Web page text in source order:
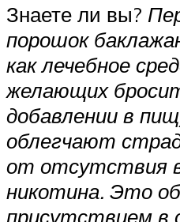
Знаете ли вы?
порошок
как лечебное
желающих
добавлении в
облегчают
от отсутствия
никотина. Это
присутствием в